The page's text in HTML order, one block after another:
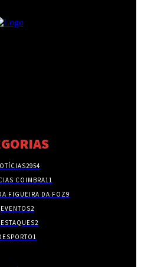
2954
COIMBRA11
FIGUEIRA DA FOZ9
EVENTOS2
2
1